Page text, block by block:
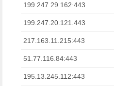
199.247.29.162:443
199.247.20.121:443
217.163.11.215:443
51.77.116.84:443
195.13.245.112:443